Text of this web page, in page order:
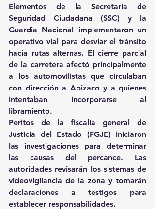
Elementos de la Secretaría de
Seguridad Ciudadana (SSC) y la
Guardia Nacional implementaron un
operativo vial para desviar el tránsito
hacia rutas alternas. El cierre parcial
de la carretera afectó principalmente
a los automovilistas que circulaban
con dirección a Apizaco y a quienes
intentaban incorporarse al
libramiento.
Peritos de la fiscalía general de
Justicia del Estado (FGJE) iniciaron
las investigaciones para determinar
las causas del percance. Las
autoridades revisarán los sistemas de
videovigilancia de la zona y tomarán
declaraciones a testigos para
establecer responsabilidades.